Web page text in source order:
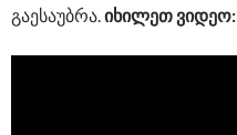
გაესაუბრა.იხილეთ ვიდეო: